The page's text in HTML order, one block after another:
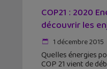
COP21 : 2020
découvrir les
1 décembre 2015
Quelles énergies
COP 21 vient de